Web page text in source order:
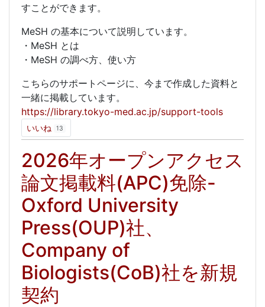
すことができます。
MeSH の基本について説明しています。
・MeSH とは
・MeSH の調べ方、使い方
こちらのサポートページに、今まで作成した資料と
一緒に掲載しています。
https://library.tokyo-med.ac.jp/support-tools
いいね 13
2026年オープンアクセス
論文掲載料(APC)免除-
Oxford University
Press(OUP)社、
Company of
Biologists(CoB)社を新規
契約